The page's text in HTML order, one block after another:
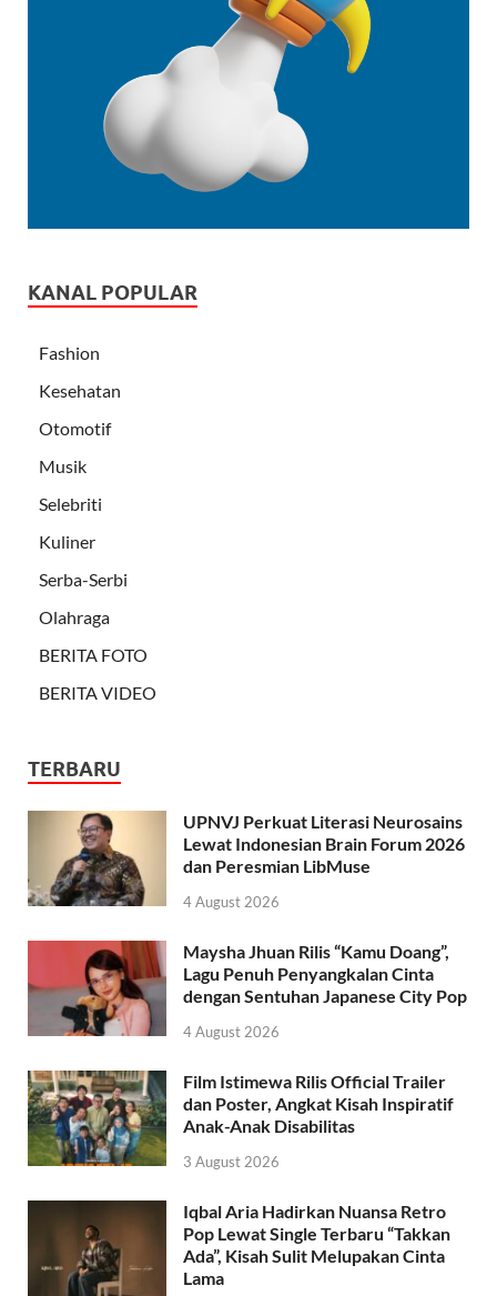
KANAL POPULAR
Fashion
Kesehatan
Otomotif
Musik
Selebriti
Kuliner
Serba-Serbi
Olahraga
BERITA FOTO
BERITA VIDEO
TERBARU
UPNVJ Perkuat Literasi Neurosains
Lewat Indonesian Brain Forum 2026
dan Peresmian LibMuse
4 August 2026
Maysha Jhuan Rilis “Kamu Doang”,
Lagu Penuh Penyangkalan Cinta
dengan Sentuhan Japanese City Pop
4 August 2026
Film Istimewa Rilis Official Trailer
dan Poster, Angkat Kisah Inspiratif
Anak-Anak Disabilitas
3 August 2026
Iqbal Aria Hadirkan Nuansa Retro
Pop Lewat Single Terbaru “Takkan
Ada”, Kisah Sulit Melupakan Cinta
Lama